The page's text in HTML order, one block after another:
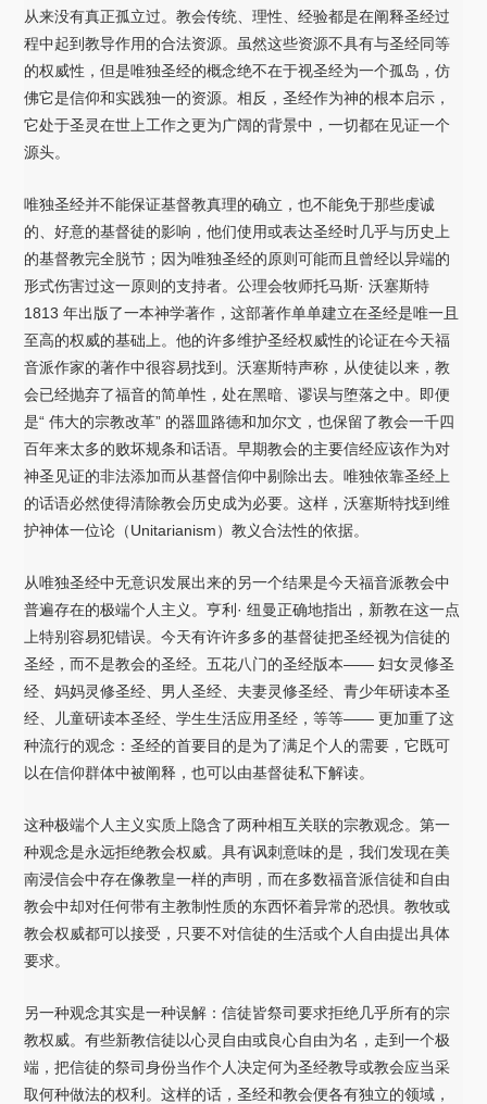
从来没有真正孤立过。教会传统、理性、经验都是在阐释圣经过
程中起到教导作用的合法资源。虽然这些资源不具有与圣经同等
的权威性，但是唯独圣经的概念绝不在于视圣经为一个孤岛，仿
佛它是信仰和实践独一的资源。相反，圣经作为神的根本启示，
它处于圣灵在世上工作之更为广阔的背景中，一切都在见证一个
源头。
唯独圣经并不能保证基督教真理的确立，也不能免于那些虔诚
的、好意的基督徒的影响，他们使用或表达圣经时几乎与历史上
的基督教完全脱节；因为唯独圣经的原则可能而且曾经以异端的
形式伤害过这一原则的支持者。公理会牧师托马斯· 沃塞斯特
1813 年出版了一本神学著作，这部著作单单建立在圣经是唯一且
至高的权威的基础上。他的许多维护圣经权威性的论证在今天福
音派作家的著作中很容易找到。沃塞斯特声称，从使徒以来，教
会已经抛弃了福音的简单性，处在黑暗、谬误与堕落之中。即便
是“ 伟大的宗教改革” 的器皿路德和加尔文，也保留了教会一千四
百年来太多的败坏规条和话语。早期教会的主要信经应该作为对
神圣见证的非法添加而从基督信仰中剔除出去。唯独依靠圣经上
的话语必然使得清除教会历史成为必要。这样，沃塞斯特找到维
护神体一位论（Unitarianism）教义合法性的依据。
从唯独圣经中无意识发展出来的另一个结果是今天福音派教会中
普遍存在的极端个人主义。亨利· 纽曼正确地指出，新教在这一点
上特别容易犯错误。今天有许许多多的基督徒把圣经视为信徒的
圣经，而不是教会的圣经。五花八门的圣经版本—— 妇女灵修圣
经、妈妈灵修圣经、男人圣经、夫妻灵修圣经、青少年研读本圣
经、儿童研读本圣经、学生生活应用圣经，等等—— 更加重了这
种流行的观念：圣经的首要目的是为了满足个人的需要，它既可
以在信仰群体中被阐释，也可以由基督徒私下解读。
这种极端个人主义实质上隐含了两种相互关联的宗教观念。第一
种观念是永远拒绝教会权威。具有讽刺意味的是，我们发现在美
南浸信会中存在像教皇一样的声明，而在多数福音派信徒和自由
教会中却对任何带有主教制性质的东西怀着异常的恐惧。教牧或
教会权威都可以接受，只要不对信徒的生活或个人自由提出具体
要求。
另一种观念其实是一种误解：信徒皆祭司要求拒绝几乎所有的宗
教权威。有些新教信徒以心灵自由或良心自由为名，走到一个极
端，把信徒的祭司身份当作个人决定何为圣经教导或教会应当采
取何种做法的权利。这样的话，圣经和教会便各有独立的领域，